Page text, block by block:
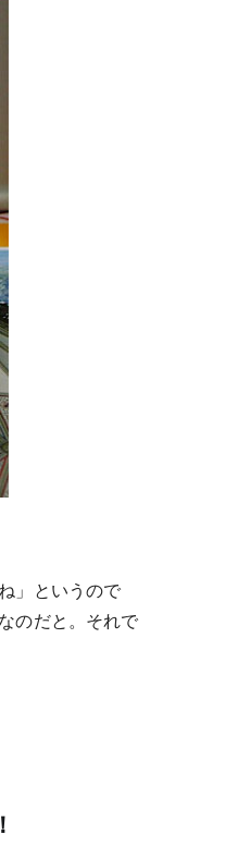
」というので
のだと。それで